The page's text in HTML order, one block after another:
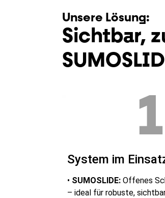
Unsere Lösung:
Sichtbar,
1
System im
• SUMOSLIDE: Offenes
– ideal für robuste,